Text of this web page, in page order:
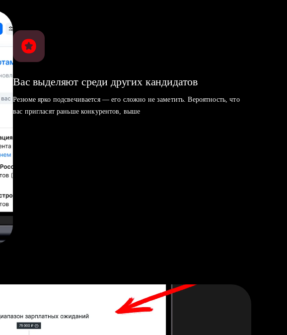
Вас выделяют среди других кандидатов
Резюме ярко подсвечивается — его сложно не заметить. Вероятность, что
вас пригласят раньше конкурентов, выше